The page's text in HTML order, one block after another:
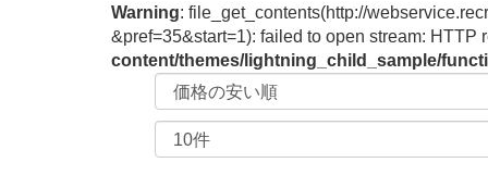
Warning: file_get_contents(http://
&pref=35&start=1): failed to open stream:
content/themes/lightning_child_sample/